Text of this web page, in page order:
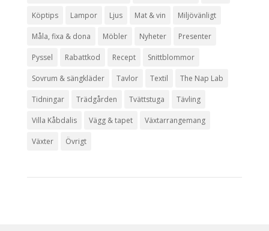
Köptips Lampor Ljus Mat & vin Miljövänligt
Måla, fixa & dona Möbler Nyheter Presenter
Pyssel Rabattkod Recept Snittblommor
Sovrum & sängkläder Tavlor Textil The Nap Lab
Tidningar Trädgården Tvättstuga Tävling
Villa Kåbdalis Vägg & tapet Växtarrangemang
Växter Övrigt